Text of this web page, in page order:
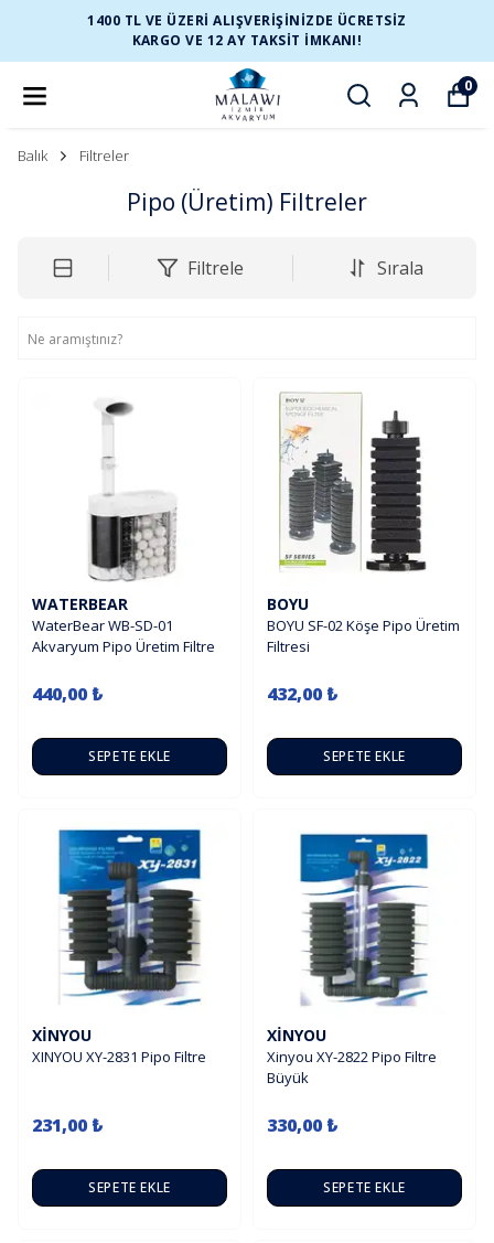
1400 TL VE ÜZERİ ALIŞVERİŞİNİZDE ÜCRETSİZ
KARGO VE 12 AY TAKSİT İMKANI!
0
Balık Filtreler
Pipo (Üretim) Filtreler
Filtrele Sırala
WATERBEAR
WaterBear WB-SD-01
Akvaryum Pipo Üretim Filtre
440,00 ₺
SEPETE EKLE
BOYU
BOYU SF-02 Köşe Pipo Üretim
Filtresi
432,00 ₺
SEPETE EKLE
XINYOU
XINYOU XY-2831 Pipo Filtre
231,00 ₺
SEPETE EKLE
XINYOU
Xinyou XY-2822 Pipo Filtre
Büyük
330,00 ₺
SEPETE EKLE